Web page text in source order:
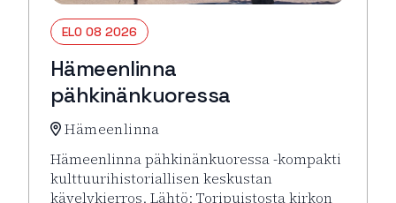
ELO 08 2026
Hämeenlinna
pähkinänkuoressa
Hämeenlinna
Hämeenlinna pähkinänkuoressa -kompakti
kulttuurihistoriallisen keskustan
kävelykierros. Lähtö: Toripuistosta kirkon